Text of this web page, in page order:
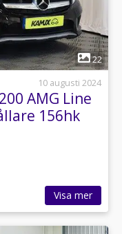
22
10 augusti 2024
AMG Line
156hk
Visa mer